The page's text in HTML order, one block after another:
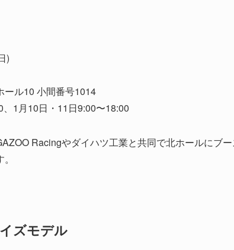
)
ール10 小間番号1014
1月10日・11日9:00〜18:00
Racingやダイハツ工業と共同で北ホールにブ
ズモデル